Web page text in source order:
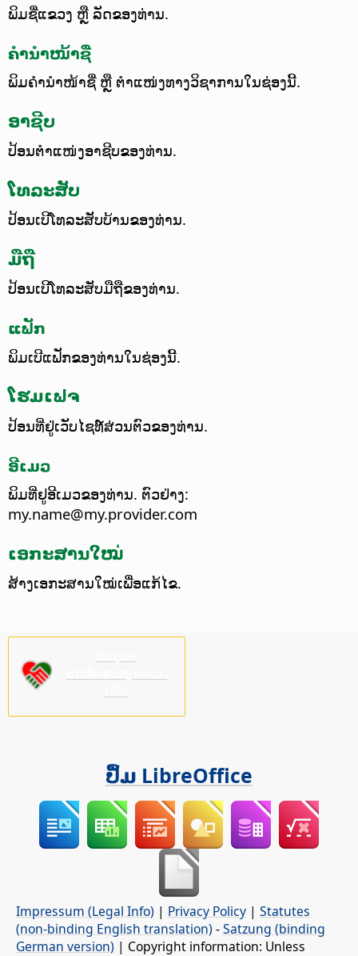
ພິມຊື່ແຂວງ ຫຼື ລັດຂອງທ່ານ.
ຄຳນຳໜ້າຊື່
ພິມຄຳນຳໜ້າຊື່ ຫຼື ຕຳແໜ່ງທາງວິຊາການໃນຊ່ອງນີ້.
ອາຊີບ
ປ້ອນຕຳແໜ່ງອາຊີບຂອງທ່ານ.
ໂທລະສັບ
ປ້ອນເບີໂທລະສັບບ້ານຂອງທ່ານ.
ມືຖື
ປ້ອນເບີໂທລະສັບມືຖືຂອງທ່ານ.
ແຟັກ
ພິມເບີແຟັກຂອງທ່ານໃນຊ່ອງນີ້.
ໂຮມເຟຈ
ປ້ອນທີ່ຢູ່ເວັບໄຊທ໌ສ່ວນຕົວຂອງທ່ານ.
ອີເມວ
ພິມທີ່ຢູອີເມວຂອງທ່ານ. ຕົວຢ່າງ:
my.name@my.provider.com
ເອກະສານໃໝ່
ສ້າງເອກະສານໃໝ່ເພື່ອແກ້ໄຂ.
ປຶ້ມ LibreOffice
Impressum (Legal Info) | Privacy Policy | Statutes
(non-binding English translation) -Satzung (binding
German version) | Copyright information: Unless